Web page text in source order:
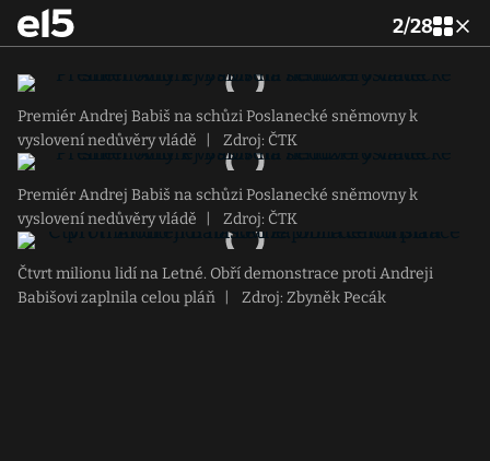
2/28
Premiér Andrej Babiš na schůzi Poslanecké sněmovny k
vyslovení nedůvěry vládě
Zdroj: ČTK
Premiér Andrej Babiš na schůzi Poslanecké sněmovny k
vyslovení nedůvěry vládě
Zdroj: ČTK
Čtvrt milionu lidí na Letné. Obří demonstrace proti Andreji
Babišovi zaplnila celou pláň
Zdroj: Zbyněk Pecák